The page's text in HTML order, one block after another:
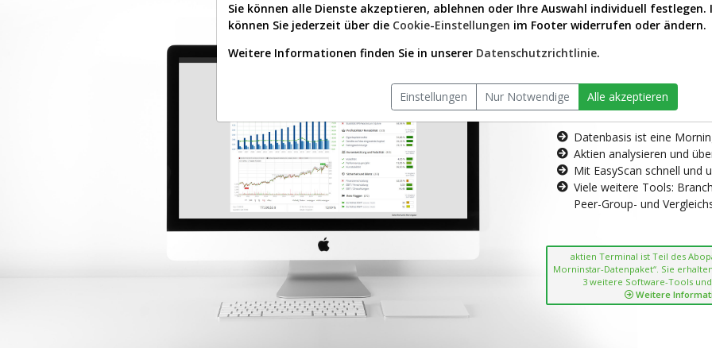
AKTIEN-
Die
Datenbasis ist eine
Aktien analysieren und
Mit EasyScan schnell und
Viele weitere Tools:
Peer-Group- und
aktien Terminal ist Teil des
Morninstar-Datenpaket“. Sie
3 weitere Software-Tools und
Weitere
Sie können alle Dienste akzeptieren, ablehnen oder Ihre Auswahl individuell festlegen.
können Sie jederzeit über die Cookie-Einstellungen im Footer widerrufen oder ändern.
Weitere Informationen finden Sie in unserer Datenschutzrichtlinie.
Einstellungen Nur Notwendige Alle akzeptieren